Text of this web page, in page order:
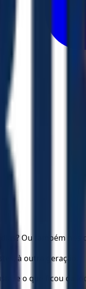
Ou também nos
à outra geração.
e o que ficou da